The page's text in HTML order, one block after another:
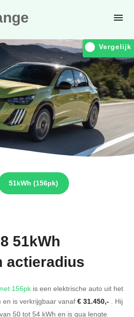
Vergelijk
51kWh (156pk)
51kWh
actieradius
156pk is een elektrische auto uit het
en is verkrijgbaar vanaf € 31.450,- . Hij
50 tot 54 kWh en is qua lengte